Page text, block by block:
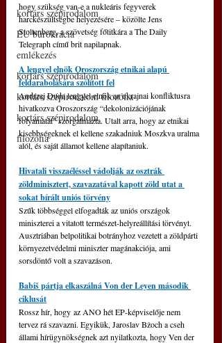
kortárs szépirodalom
EU bürokrácia
emlékezés
kortárs szépirodalom
kortárs szépirodalom filozófia
kortárs szépirodalom
filozófia
hogy szükség van-e a nukleáris fegyverek
harckészültségbe helyezésére – közölte Jens
Stoltenberg, a szövetség főtitkára a The Daily
Telegraph című brit napilapnak.
A lengyel elnök Oroszország etnikai alapú
feldarabolására szólított fel
Andrzej Duda lengyel elnök az ukrajnai konfliktusra
hivatkozva Oroszország “dekolonizációjának
folyamatát” szorgalmazta. Utalt arra, hogy az etnikai
kisebbségeknek el kellene szakadniuk Moszkva uralma
alól, és saját államot kellene alapítaniuk.
Hivatali visszaéléssel vádolják az osztrák
zöldminisztert, szavazatával kapott zöld utat a
sokat bírált uniós törvény
Szűk többséggel elfogadták az uniós országok
miniszterei a vitatott természet-helyreállítási törvényt.
Ausztriában belpolitikai botrányhoz vezetett a zöldpárti
környezetvédelmi miniszter magánakciója, ami
sorsdöntő volt a szavazáson.
Babiš pártja elkaszálná Von der Leyen második
ciklusát
Rossz hír, hogy az ANO hét EP-képviselője nem
tervez rá szavazni. Egyikük, Jaroslav Bžoch a cseh
állami hírügynökségnek azt nyilatkozta, hogy Ven der